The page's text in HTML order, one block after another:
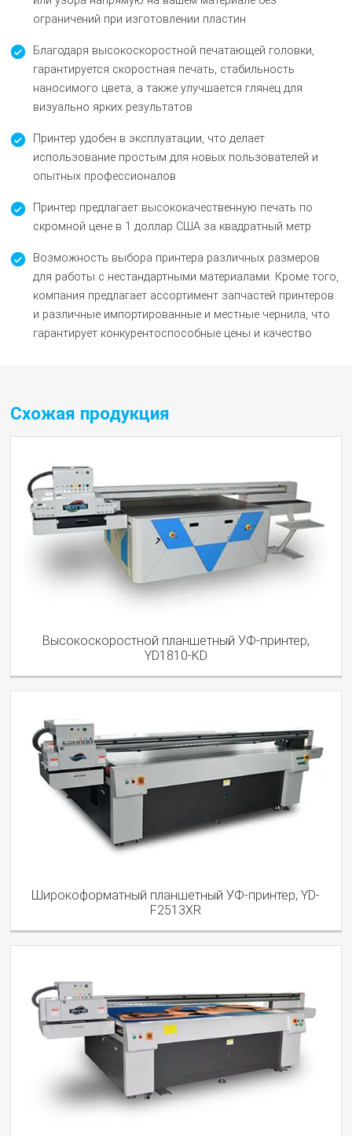
ограничений при изготовлении пластин
Благодаря высокоскоростной печатающей головки,
гарантируется скоростная печать, стабильность
наносимого цвета, а также улучшается глянец для
визуально ярких результатов
Принтер удобен в эксплуатации, что делает
использование простым для новых пользователей и
опытных профессионалов
Принтер предлагает высококачественную печать по
скромной цене в 1 доллар США за квадратный метр
Возможность выбора принтера различных размеров
для работы с нестандартными материалами. Кроме того,
компания предлагает ассортимент запчастей принтеров
и различные импортированные и местные чернила, что
гарантирует конкурентоспособные цены и качество
Схожая продукция
Высокоскоростной планшетный УФ-принтер,
YD1810-KD
Широкоформатный планшетный УФ-принтер, YD-
F2513XR